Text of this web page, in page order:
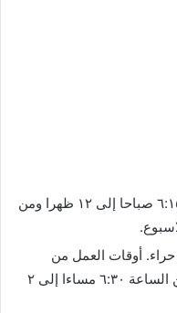
فرع الحمدانية: أوقات العمل من ٦:١٥ صباحا إلى ١٢ ظهرا ومن
حراء. أوقات العمل من
الساعة ٦ صباحا إلى ١٢ ظهرا ومن الساعة ٦:٣٠ مساءا إلى ٢